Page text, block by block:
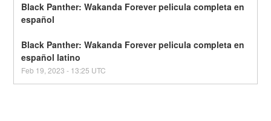
Black Panther: Wakanda Forever pelicula completa en
español
Black Panther: Wakanda Forever pelicula completa en
español latino
Feb 19 ,2023 - 13:25 UTC